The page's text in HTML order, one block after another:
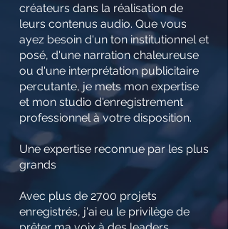
créateurs dans la réalisation de
leurs contenus audio. Que vous
ayez besoin d'un ton institutionnel et
posé, d'une narration chaleureuse
ou d'une interprétation publicitaire
percutante, je mets mon expertise
et mon studio d'enregistrement
professionnel à votre disposition.
Une expertise reconnue par les plus
grands
Avec plus de 2700 projets
enregistrés, j'ai eu le privilège de